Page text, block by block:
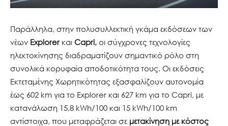
Παράλληλα, στην πολυσυλλεκτική γκάμα εκδόσεων των
νέων Explorerκαι Capri, οι σύγχρονες τεχνολογίες
ηλεκτοκίνησης διαδραματίζουν σημαντικό ρόλο στη
συνολικά κορυφαία αποδοτικότητα τους. Οι εκδόσεις
Εκτεταμένης Χωρητικότητας εξασφαλίζουν αυτονομία
έως 602 km για το Explorer και 627 km για το Capri, με
κατανάλωση 15,8 kWh/100 και 15 kWh/100 km
αντίστοιχα, που μεταφράζεται σε μετακίνηση με κόστος